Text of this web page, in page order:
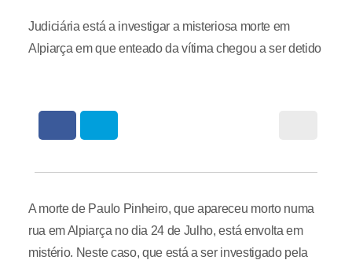
Judiciária está a investigar a misteriosa morte em
Alpiarça em que enteado da vítima chegou a ser detido
A morte de Paulo Pinheiro, que apareceu morto numa
rua em Alpiarça no dia 24 de Julho, está envolta em
mistério. Neste caso, que está a ser investigado pela